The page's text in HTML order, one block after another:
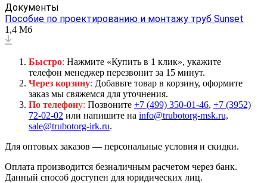
Документы
Пособие по проектированию и монтажу труб Sunset
1,4 Мб
Быстро: Нажмите «Купить в 1 клик», укажите
телефон менеджер перезвонит за 15 минут.
Через корзину: Добавьте товар в корзину, оформите
заказ мы свяжемся для уточнения.
По телефону: Позвоните +7 (499) 350-01-46, +7 (3952)
72-02-02 или напишите на info@trubotorg-msk.ru,
sale@trubotorg-irk.ru.
Для оптовых заказов — персональные условия и скидки.
Оплата производится безналичным расчетом через банк.
Данный способ доступен для юридических лиц.